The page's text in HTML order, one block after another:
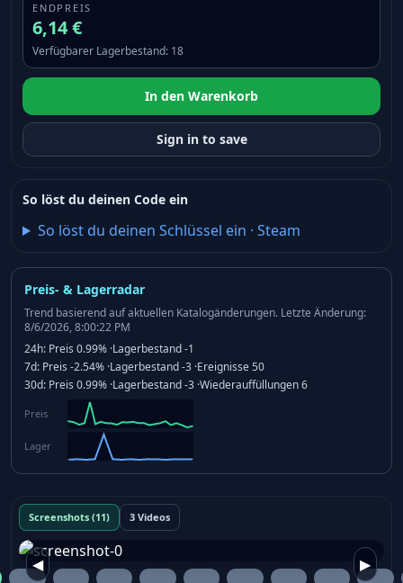
Preis- & Lagerradar
Trend basierend auf aktuellen Katalogänderungen. Letzte Änderung:
8/6/2026, 8:00:22 PM
24h: Preis 0.99% ·Lagerbestand-1
7d: Preis -2.54% ·Lagerbestand-3 ·Ereignisse50
30d: Preis 0.99% ·Lagerbestand-3 ·Wiederauffüllungen6
Preis
Lager
Screenshots (11) 3 Videos
◀ ▶
ENDPREIS
6,14 €
Verfügbarer Lagerbestand: 18
In den Warenkorb
Sign in to save
So löst du deinen Code ein
So löst du deinen Schlüssel ein · Steam